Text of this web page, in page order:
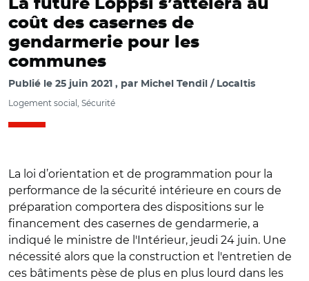
La future Loppsi s’attèlera au
coût des casernes de
gendarmerie pour les
communes
Publié le 25 juin 2021 par Michel Tendil / Localtis
Logement social, Sécurité
La loi d’orientation et de programmation pour la
performance de la sécurité intérieure en cours de
préparation comportera des dispositions sur le
financement des casernes de gendarmerie, a
indiqué le ministre de l'Intérieur, jeudi 24 juin. Une
nécessité alors que la construction et l'entretien de
ces bâtiments pèse de plus en plus lourd dans les